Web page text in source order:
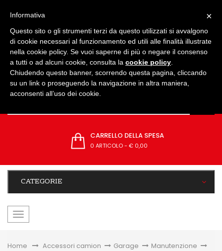
CARRELLO DELLA SPESA
0 ARTICOLO- € 0,00
CATEGORIE
navigazione
Home &gt;Accessori camion > Garage > Manutenzione >
×
Informativa
Questo sito o gli strumenti terzi da questo utilizzati si avvalgono
di cookie necessari al funzionamento ed utili alle finalità illustrate
nella cookie policy. Se vuoi saperne di più o negare il consenso
a tutti o ad alcuni cookie, consulta la cookie policy
Chiudendo questo banner, scorrendo questa pagina, cliccando
su un link o proseguendo la navigazione in altra maniera,
acconsenti all’uso dei cookie.